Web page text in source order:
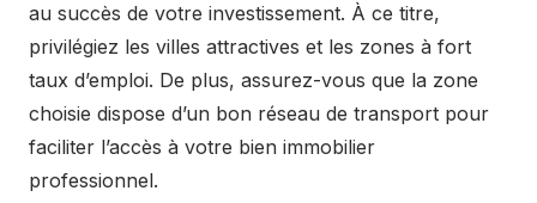
au succès de votre investissement. À ce titre,
privilégiez les villes attractives et les zones à fort
taux d’emploi. De plus, assurez-vous que la zone
choisie dispose d’un bon réseau de transport pour
faciliter l’accès à votre bien immobilier
professionnel.